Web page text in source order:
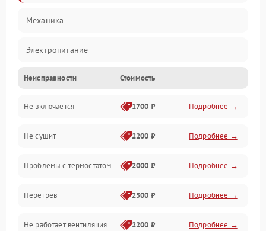
Механика
Электропитание
Нагрев
Механические повреждения
Оптика
Программное обеспечение
Датчики
Безопасность
Неисправности Стоимость
Не включается 1700 ₽ Подробнее →
Не сушит 2200 ₽ Подробнее →
Проблемы с термостатом 2000 ₽ Подробнее →
Перегрев 2500 ₽ Подробнее →
Не работает вентиляция 2200 ₽ Подробнее →